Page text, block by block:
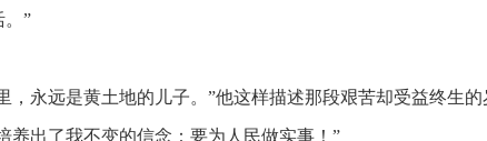
。”
，永远是黄土地的儿子。”他这样描述那段艰苦却受益终生的
养出了我不变的信念：要为人民做实事！”